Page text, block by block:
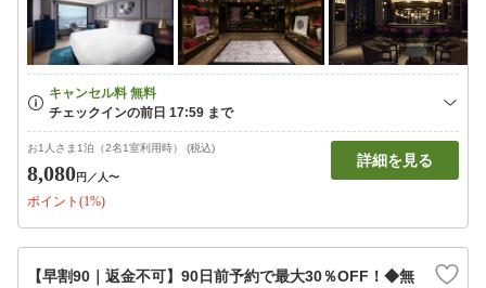
お1人さま1泊（2名1室利用時） (税込)
8,080円 ／人〜
ポイント(1%)
詳細を見る
【早割90｜返金不可】90日前予約で最大30％OFF！◆無